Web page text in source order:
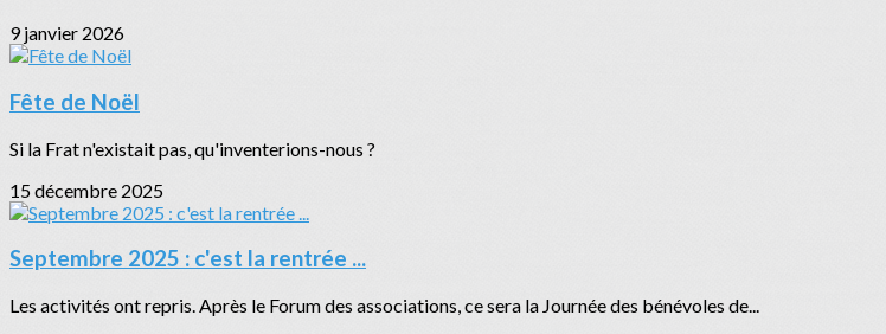
9 janvier 2026
Fête de Noël
Si la Frat n'existait pas, qu'inventerions-nous ?
15 décembre 2025
Septembre 2025 : c'est la rentrée ...
Les activités ont repris. Après le Forum des associations, ce sera la Journée des bénévoles de...